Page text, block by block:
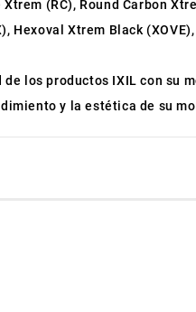
(RC), Round Carbon
Hexoval Xtrem Black
los productos IXIL con su
y la estética de su